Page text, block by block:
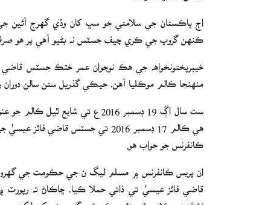
اڄ پاڪستان جي سلامتي جو سڀ کان وڏي گھرج آئين
ڪنهن گروپ جي ڪري چيف جسٽس نه بڻيو آھي پر هو
خيبرپختونخواهه جي هڪ نوجوان عمر خٽڪ جسٽس
منھنجا ڪالم موڪليا آهن، جيڪي گذريل ستن سالن دوران
ست سال اڳ 19 ڊسمبر 2016ع تي
هي ڪالم 17 ڊسمبر 2016 تي جسٽس
ڪانفرنس جو جواب هو.
ان پريس ڪانفرنس ۾ مسلم ليگ ن جي حڪومت جي گهرو
قاضي فائز عيسيٰ تي ذاتي حملا ڪيا، ڇاڪاڻ ته رپورٽ
نشاندھي ڪئي وئي ھئي. ڪميشن گهرو وزير کي لکت ۾